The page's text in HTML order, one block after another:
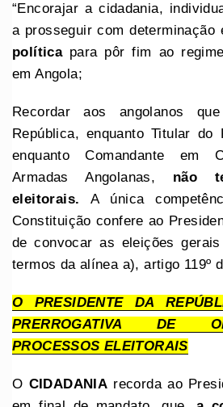
“Encorajar a cidadania,
a prosseguir com determinação
política para pôr fim ao
em Angola;
Recordar aos angolanos
República, enquanto Titular do
enquanto Comandante em
Armadas Angolanas, não
eleitorais. A única
Constituição confere ao
de convocar as eleições
termos da alínea a), artigo 119º
O PRESIDENTE DA
PRERROGATIVA DE
PROCESSOS ELEITORAIS
O CIDADANIA recorda ao